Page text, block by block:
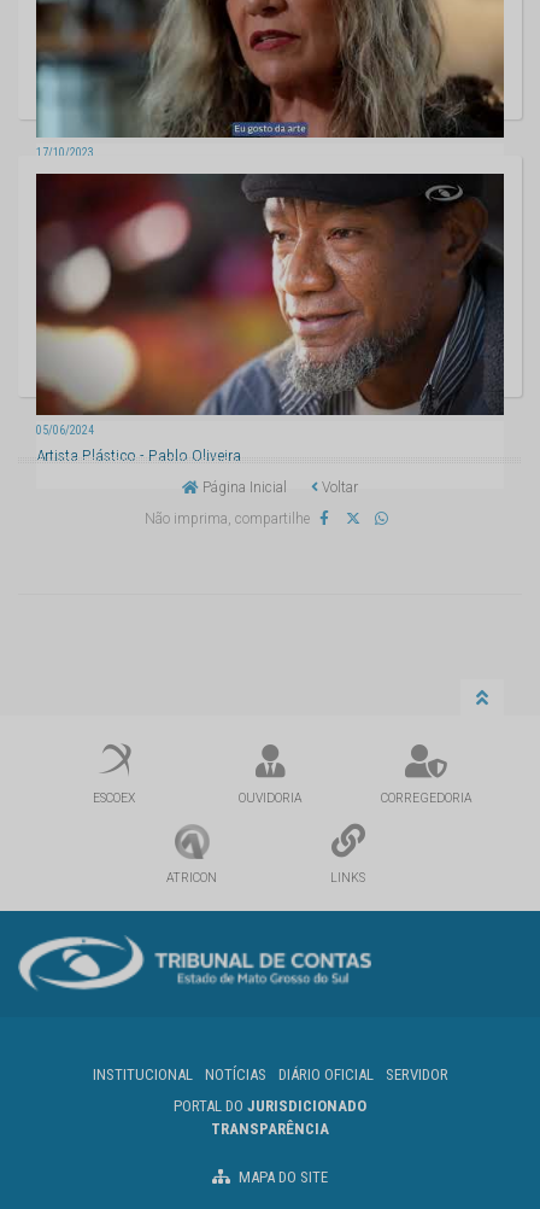
17/10/2023
Entrevista com a artista plástica - Marilene Coimbra
05/06/2024
Artista Plástico - Pablo Oliveira
Página Inicial
Voltar
Não imprima, compartilhe
ESCOEX OUVIDORIA CORREGEDORIA
ATRICON LINKS
INSTITUCIONAL NOTÍCIAS DIÁRIO OFICIAL
SERVIDOR
PORTAL DO JURISDICIONADO
TRANSPARÊNCIA
MAPA DO SITE